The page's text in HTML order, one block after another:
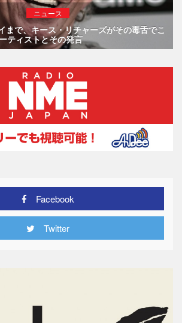
ニュース
まで、キース・リチャーズがその毒舌でこ
ティストとその発言
Facebook
Twitter